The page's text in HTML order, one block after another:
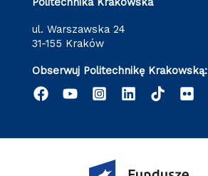
ul. Warszawska 24
31-155 Kraków
Obserwuj Politechnikę Krakowską: